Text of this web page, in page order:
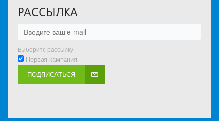
РАССЫЛКА
Выберите рассылку
Первая кампания
ПОДПИСАТЬСЯ